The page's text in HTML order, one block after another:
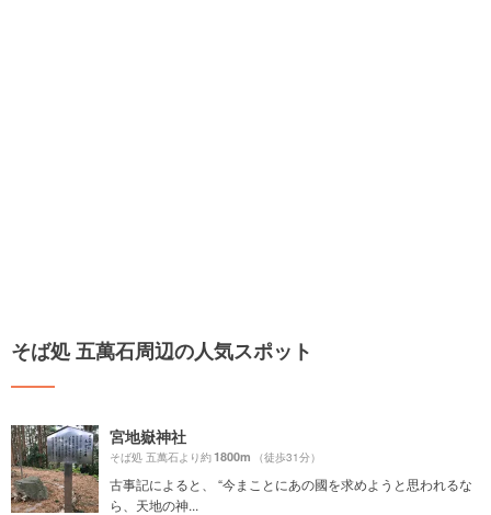
そば処 五萬石周辺の人気スポット
宮地嶽神社
そば処 五萬石より約1800m （徒歩31分）
古事記によると、 “今まことにあの國を求めようと思われるな
ら、天地の神...